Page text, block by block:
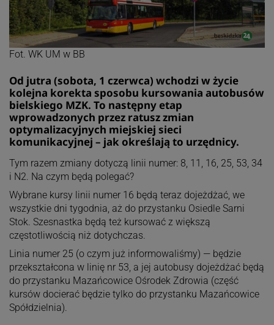
Fot. WK UM w BB
Od jutra (sobota, 1 czerwca) wchodzi w życie
kolejna korekta sposobu kursowania autobusów
bielskiego MZK. To następny etap
wprowadzonych przez ratusz zmian
optymalizacyjnych miejskiej sieci
komunikacyjnej – jak określają to urzędnicy.
Tym razem zmiany dotyczą linii numer: 8, 11, 16, 25, 53, 34
i N2. Na czym będą polegać?
Wybrane kursy linii numer 16 będą teraz dojeżdżać, we
wszystkie dni tygodnia, aż do przystanku Osiedle Sarni
Stok. Szesnastka będą też kursować z większą
częstotliwością niż dotychczas.
Linia numer 25 (o czym już informowaliśmy) — będzie
przekształcona w linię nr 53, a jej autobusy dojeżdżać będą
do przystanku Mazańcowice Ośrodek Zdrowia (część
kursów docierać będzie tylko do przystanku Mazańcowice
Spółdzielnia).